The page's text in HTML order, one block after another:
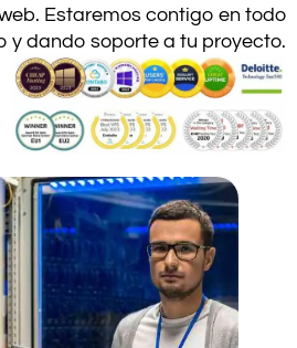
Estaremos contigo en todo
y dando soporte a tu proyecto.